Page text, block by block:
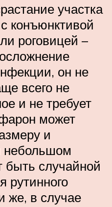
участка
конъюнктивой
роговицей –
он не
всего не
и не требует
может
и
небольшом
быть случайной
рутинного
же, в случае